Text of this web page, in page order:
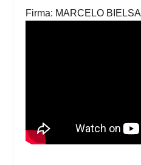
Firma: MARCELO BIELSA